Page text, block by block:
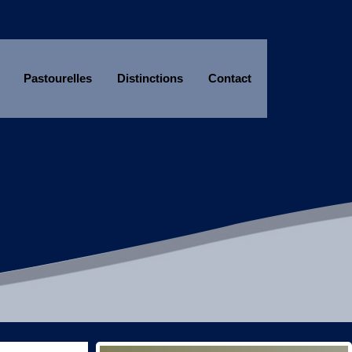
Pastourelles Distinctions Contact
Année
Mois
Année
Mois